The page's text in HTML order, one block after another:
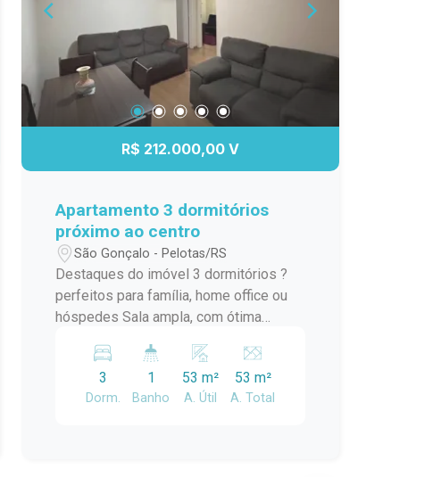
R$ 212.000,00 V
Apartamento 3 dormitórios
próximo ao centro
São Gonçalo - Pelotas/RS
Destaques do imóvel 3 dormitórios ?
perfeitos para família, home office ou
hóspedes Sala ampla, com ótima
com excelente aproveitamento de
espaço Banheiro Ambientes ventilados
e confortáveis Localização estratégica
3
Dorm.
1
Banho
53 m²
A. Útil
53 m²
A. Total